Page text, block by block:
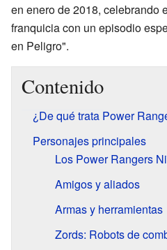
en enero de 2018, celebrando
franquicia con un episodio
en Peligro".
Contenido
¿De qué trata Power
Personajes principales
Los Power Rangers
Amigos y aliados
Armas y herramientas
Zords: Robots de